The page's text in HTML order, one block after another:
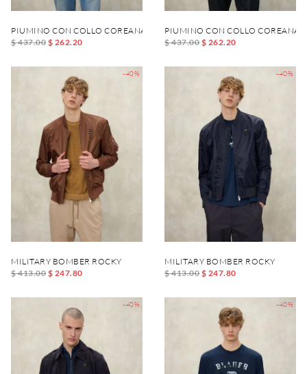
PIUMINO CON COLLO COREANA AUSTIN
$ 437.00 $ 262.20
PIUMINO CON COLLO COREANA
$ 437.00 $ 262.20
-40%
MILITARY BOMBER ROCKY
$ 413.00 $ 247.80
-40%
MILITARY BOMBER ROCKY
$ 413.00 $ 247.80
-40% -40%